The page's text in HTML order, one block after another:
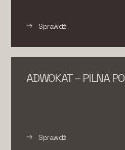
Sprawdź
ADWOKAT – PILNA
Sprawdź